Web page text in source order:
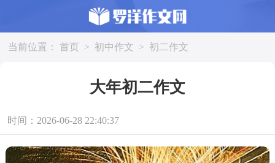
当前位置： 首页 > 初中作文 > 初二作文
大年初二作文
时间：2026-06-28 22:40:37